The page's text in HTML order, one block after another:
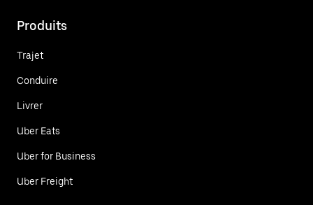
Produits
Trajet
Conduire
Livrer
Uber Eats
Uber for Business
Uber Freight